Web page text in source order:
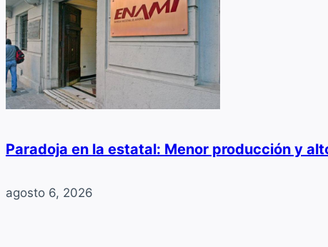
Paradoja en la estatal: Menor producción y
agosto 6, 2026